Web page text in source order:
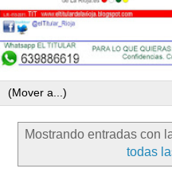
Mostrando entradas con
todas